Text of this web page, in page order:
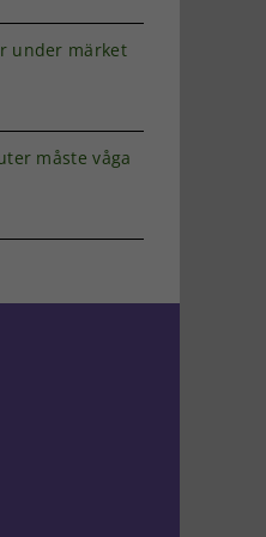
under märket
måste våga